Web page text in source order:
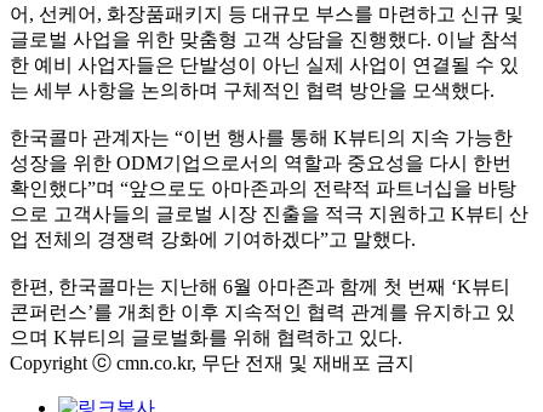
어, 선케어, 화장품패키지 등 대규모 부스를 마련하고 신규 및
글로벌 사업을 위한 맞춤형 고객 상담을 진행했다. 이날 참석
한 예비 사업자들은 단발성이 아닌 실제 사업이 연결될 수 있
는 세부 사항을 논의하며 구체적인 협력 방안을 모색했다.
한국콜마 관계자는 “이번 행사를 통해 K뷰티의 지속 가능한
성장을 위한 ODM기업으로서의 역할과 중요성을 다시 한번
확인했다”며 “앞으로도 아마존과의 전략적 파트너십을 바탕
으로 고객사들의 글로벌 시장 진출을 적극 지원하고 K뷰티 산
업 전체의 경쟁력 강화에 기여하겠다”고 말했다.
한편, 한국콜마는 지난해 6월 아마존과 함께 첫 번째 ‘K뷰티
콘퍼런스’를 개최한 이후 지속적인 협력 관계를 유지하고 있
으며 K뷰티의 글로벌화를 위해 협력하고 있다.
Copyright ⓒ cmn.co.kr, 무단 전재 및 재배포 금지